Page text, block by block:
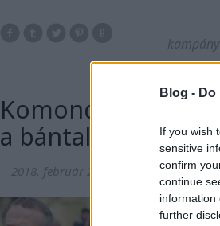
Blog -
If you wish
sensitive
confirm
continue
information
further
kampány
Komondoros
a bántalmazó
2018. február 20. ng.pontkukac
Juhász Péter